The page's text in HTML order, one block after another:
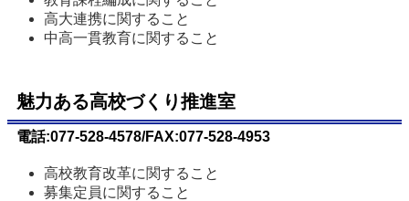
高大連携に関すること
中高一貫教育に関すること
魅力ある高校づくり推進室
電話:077-528-4578/FAX:077-528-4953
高校教育改革に関すること
募集定員に関すること